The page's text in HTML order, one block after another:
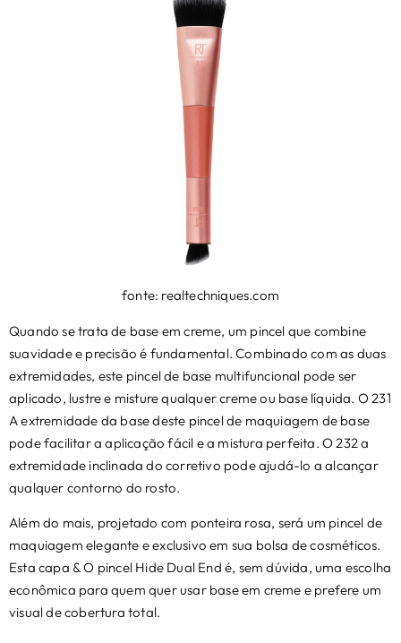
fonte: realtechniques.com
Quando se trata de base em creme, um pincel que combine
suavidade e precisão é fundamental. Combinado com as duas
extremidades, este pincel de base multifuncional pode ser
aplicado, lustre e misture qualquer creme ou base líquida. O 231
A extremidade da base deste pincel de maquiagem de base
pode facilitar a aplicação fácil e a mistura perfeita. O 232 a
extremidade inclinada do corretivo pode ajudá-lo a alcançar
qualquer contorno do rosto.
Além do mais, projetado com ponteira rosa, será um pincel de
maquiagem elegante e exclusivo em sua bolsa de cosméticos.
Esta capa & O pincel Hide Dual End é, sem dúvida, uma escolha
econômica para quem quer usar base em creme e prefere um
visual de cobertura total.